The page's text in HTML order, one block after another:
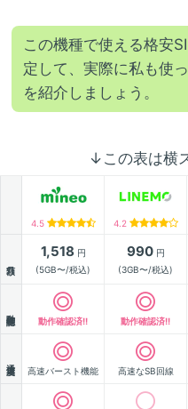
この機種で使える格安
定して、実際に私も使
を紹介しましょう。
↓この表は横
4.5 4.2
1,518 円
(5GB〜/税込)
990円
(3GB〜/税込)
動作確認済!! 動作確認済!!
高速バースト機能 高速なSB回線